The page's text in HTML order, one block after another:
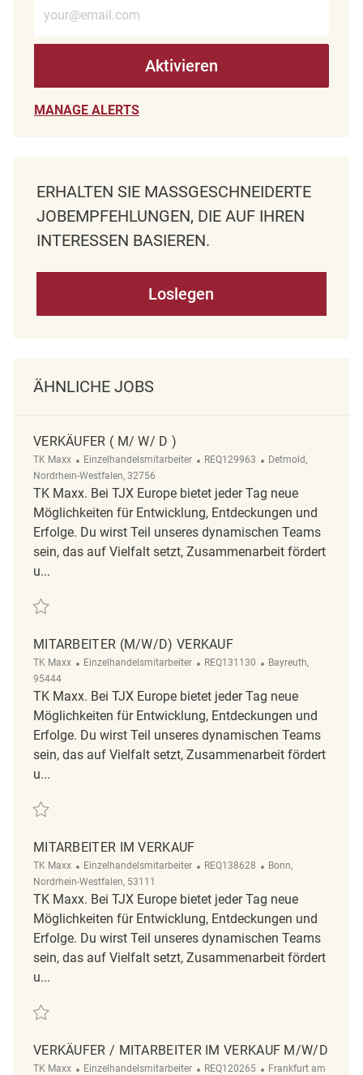
Aktivieren
MANAGE ALERTS
ERHALTEN SIE MASSGESCHNEIDERTE J
OBEMPFEHLUNGEN, DIE AUF IHREN I
NTERESSEN BASIEREN.
Loslegen
ÄHNLICHE JOBS
VERKÄUFER ( M/ W/ D )
TK Maxx Kategorie
Einzelhandelsmitarbeiter ReqId
REQ129963 Ort
Detmold,
Nordrhein-Westfalen, 32756
TK Maxx. Bei TJX Europe bietet jeder Tag neue
Möglichkeiten für Entwicklung, Entdeckungen und
Erfolge. Du wirst Teil unseres dynamischen Teams
sein, das auf Vielfalt setzt, Zusammenarbeit fördert
u...
Retten Verkäufer ( m/ w/ d ) REQ129963
MITARBEITER (M/W/D) VERKAUF
TK Maxx Kategorie
Einzelhandelsmitarbeiter ReqId
REQ131130 Ort
Bayreuth,
95444
TK Maxx. Bei TJX Europe bietet jeder Tag neue
Möglichkeiten für Entwicklung, Entdeckungen und
Erfolge. Du wirst Teil unseres dynamischen Teams
sein, das auf Vielfalt setzt, Zusammenarbeit fördert
u...
Retten Mitarbeiter (m/w/d) Verkauf REQ131130
MITARBEITER IM VERKAUF
TK Maxx Kategorie
Einzelhandelsmitarbeiter ReqId
REQ138628 Ort
Bonn,
Nordrhein-Westfalen, 53111
TK Maxx. Bei TJX Europe bietet jeder Tag neue
Möglichkeiten für Entwicklung, Entdeckungen und
Erfolge. Du wirst Teil unseres dynamischen Teams
sein, das auf Vielfalt setzt, Zusammenarbeit fördert
u...
Retten Mitarbeiter im Verkauf REQ138628
VERKÄUFER / MITARBEITER IM VERKAUF M/W/D
TK Maxx Kategorie
Einzelhandelsmitarbeiter ReqId
REQ120265 Ort
Frankfurt am